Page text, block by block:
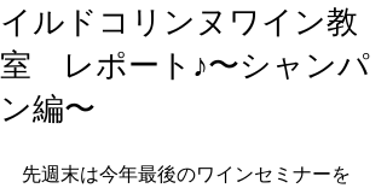
イルドコリンヌワイン教
室 レポート♪〜シャンパ
ン編〜
先週末は今年最後のワインセミナーを